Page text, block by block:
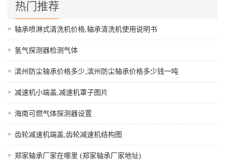
热门推荐
轴承喷淋式清洗机价格,轴承清洗机使用说明书
氢气探测器检测气体
滨州防尘轴承价格多少,滨州防尘轴承价格多少钱一吨
减速机小端盖,减速机罩子图片
海南可燃气体探测器设置
齿轮减速机端盖,齿轮减速机结构图
郑家轴承厂家在哪里 (郑家轴承厂家地址)